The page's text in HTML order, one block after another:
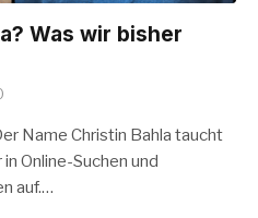
Was wir bisher
Name Christin Bahla taucht
Online-Suchen und
auf.…